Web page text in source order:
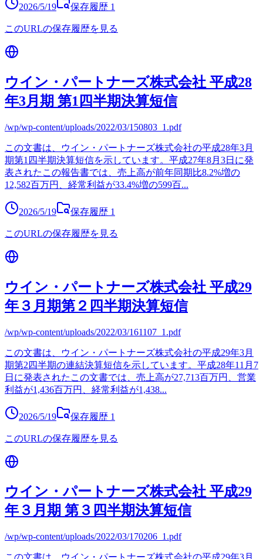
2026/5/19 保存履歴 1
このURLの保存履歴を見る
ウイン・パートナーズ株式会社 平成28
年3月期 第1四半期決算短信
/wp/wp-content/uploads/2022/03/150803_1.pdf
この文書は、ウイン・パートナーズ株式会社の平成28年3月
期第1四半期決算短信を示しています。平成27年8月3日に発
表されたこの報告書では、売上高が前年同期比8.2%増の
12,582百万円、経常利益が33.4%増の599百...
2026/5/19 保存履歴 1
このURLの保存履歴を見る
ウイン・パートナーズ株式会社 平成29
年３月期第２四半期決算短信
/wp/wp-content/uploads/2022/03/161107_1.pdf
この文書は、ウイン・パートナーズ株式会社の平成29年3月
期第2四半期の連結決算短信を示しています。平成28年11月7
日に発表されたこの文書では、売上高が27,713百万円、営業
利益が1,436百万円、経常利益が1,438...
2026/5/19 保存履歴 1
このURLの保存履歴を見る
ウイン・パートナーズ株式会社 平成29
年３月期 第３四半期決算短信
/wp/wp-content/uploads/2022/03/170206_1.pdf